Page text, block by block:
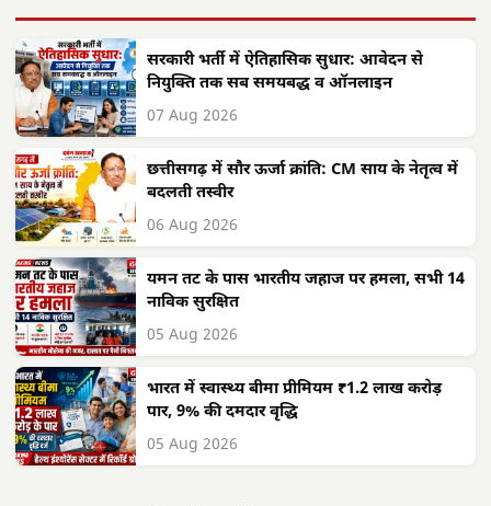
सरकारी भर्ती में ऐतिहासिक सुधार: आवेदन से
नियुक्ति तक सब समयबद्ध व ऑनलाइन
07 Aug 2026
छत्तीसगढ़ में सौर ऊर्जा क्रांति: CM साय के नेतृत्व में
बदलती तस्वीर
06 Aug 2026
यमन तट के पास भारतीय जहाज पर हमला, सभी 14
नाविक सुरक्षित
05 Aug 2026
भारत में स्वास्थ्य बीमा प्रीमियम ₹1.2 लाख करोड़
पार, 9% की दमदार वृद्धि
05 Aug 2026